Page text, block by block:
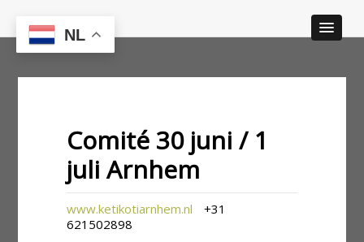
Comité 30 juni / 1
juli Arnhem
www.ketikotiarnhem.nl
+31
621502898
NL